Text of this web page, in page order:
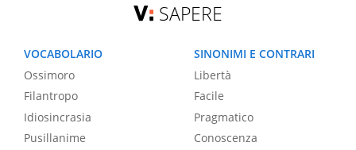
SAPERE
VOCABOLARIO
Ossimoro
Filantropo
Idiosincrasia
Pusillanime
SINONIMI E CONTRARI
Libertà
Facile
Pragmatico
Conoscenza